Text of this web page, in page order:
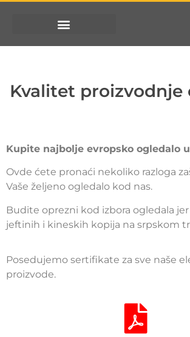
Kvalitet proizvodnje
Kupite najbolje evropsko ogledalo
Ovde ćete pronaći nekoliko razloga
Vaše željeno ogledalo kod nas.
Budite oprezni kod izbora ogledala
jeftinih i kineskih kopija na srpskom
Posedujemo sertifikate za sve naše
proizvode.